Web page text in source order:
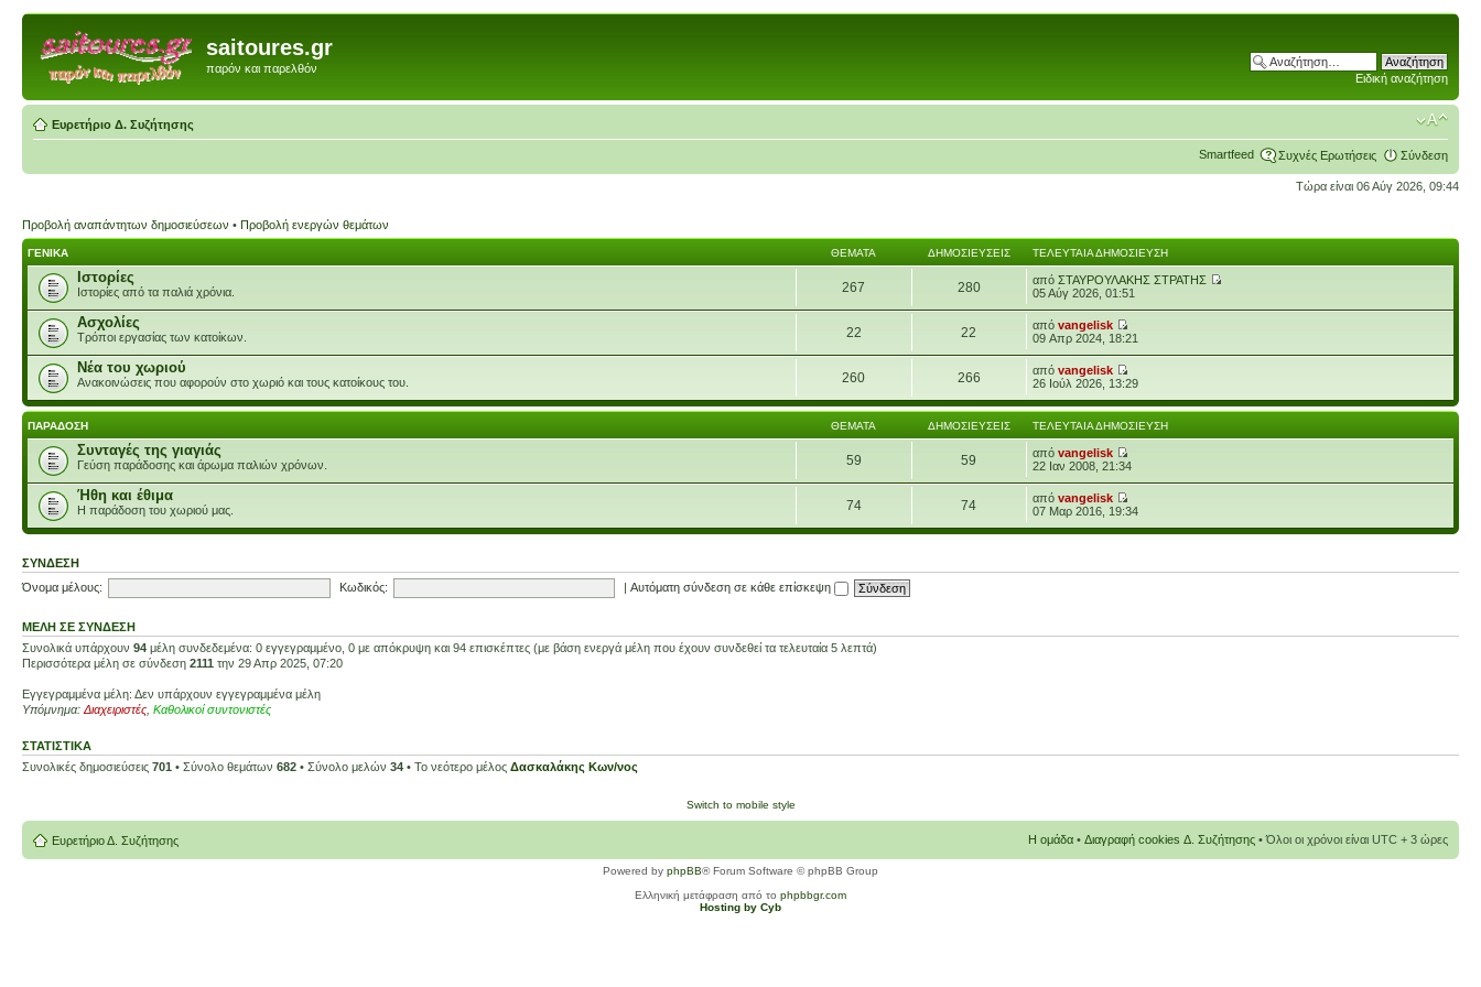
saitoures.gr
παρόν και παρελθόν
Ειδική αναζήτηση
Ευρετήριο Δ. Συζήτησης
Smartfeed Συχνές Ερωτήσεις Σύνδεση
Τώρα είναι 06 Αύγ 2026, 09:44
Προβολή αναπάντητων δημοσιεύσεων • Προβολή ενεργών θεμάτων
ΓΕΝΙΚΑ ΘΈΜΑΤΑ ΔΗΜΟΣΙΕΎΣΕΙΣ ΤΕΛΕΥΤΑΊΑ ΔΗΜΟΣΊΕΥΣΗ
Ιστορίες
Ιστορίες από τα παλιά χρόνια. 267 280 απόΣΤΑΥΡΟΥΛΑΚΗΣ ΣΤΡΑΤΗΣ
05 Αύγ 2026, 01:51
Ασχολίες
Τρόποι εργασίας των κατοίκων. 22 22 απόvangelisk
09 Απρ 2024, 18:21
Νέα του χωριού
Ανακοινώσεις που αφορούν στο χωριό και τους κατοίκους του. 260 266 απόvangelisk
26 Ιούλ 2026, 13:29
ΠΑΡΑΔΟΣΗ ΘΈΜΑΤΑ ΔΗΜΟΣΙΕΎΣΕΙΣ ΤΕΛΕΥΤΑΊΑ ΔΗΜΟΣΊΕΥΣΗ
Συνταγές της γιαγιάς
Γεύση παράδοσης και άρωμα παλιών χρόνων. 59 59 απόvangelisk
22 Ιαν 2008, 21:34
Ήθη και έθιμα
Η παράδοση του χωριού μας. 74 74 απόvangelisk
07 Μαρ 2016, 19:34
ΣΎΝΔΕΣΗ
Όνομα μέλους:
Κωδικός: |Αυτόματη σύνδεση σε κάθε επίσκεψη
ΜΈΛΗ ΣΕ ΣΎΝΔΕΣΗ
Συνολικά υπάρχουν 94 μέλη συνδεδεμένα: 0 εγγεγραμμένο, 0 με απόκρυψη και 94 επισκέπτες (με βάση ενεργά μέλη που έχουν συνδεθεί τα τελευταία 5 λεπτά)
Περισσότερα μέλη σε σύνδεση 2111 την 29 Απρ 2025, 07:20
Εγγεγραμμένα μέλη: Δεν υπάρχουν εγγεγραμμένα μέλη
Υπόμνημα: Διαχειριστές Καθολικοί συντονιστές
ΣΤΑΤΙΣΤΙΚΆ
Συνολικές δημοσιεύσεις 701 • Σύνολο θεμάτων 682 • Σύνολο μελών 34 • Το νεότερο μέλος Δασκαλάκης Κων/νος
Switch to mobile style
Ευρετήριο Δ. Συζήτησης Η ομάδα • Διαγραφή cookies Δ. Συζήτησης • Όλοι οι χρόνοι είναι UTC + 3 ώρες
Powered by phpBB® Forum Software © phpBB Group
Ελληνική μετάφραση από το phpbbgr.com
Hosting by Cyb